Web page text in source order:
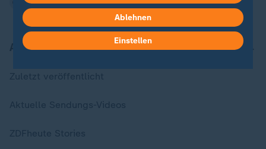
Aktuell bei ZDFheute
Ablehnen
Einstellen